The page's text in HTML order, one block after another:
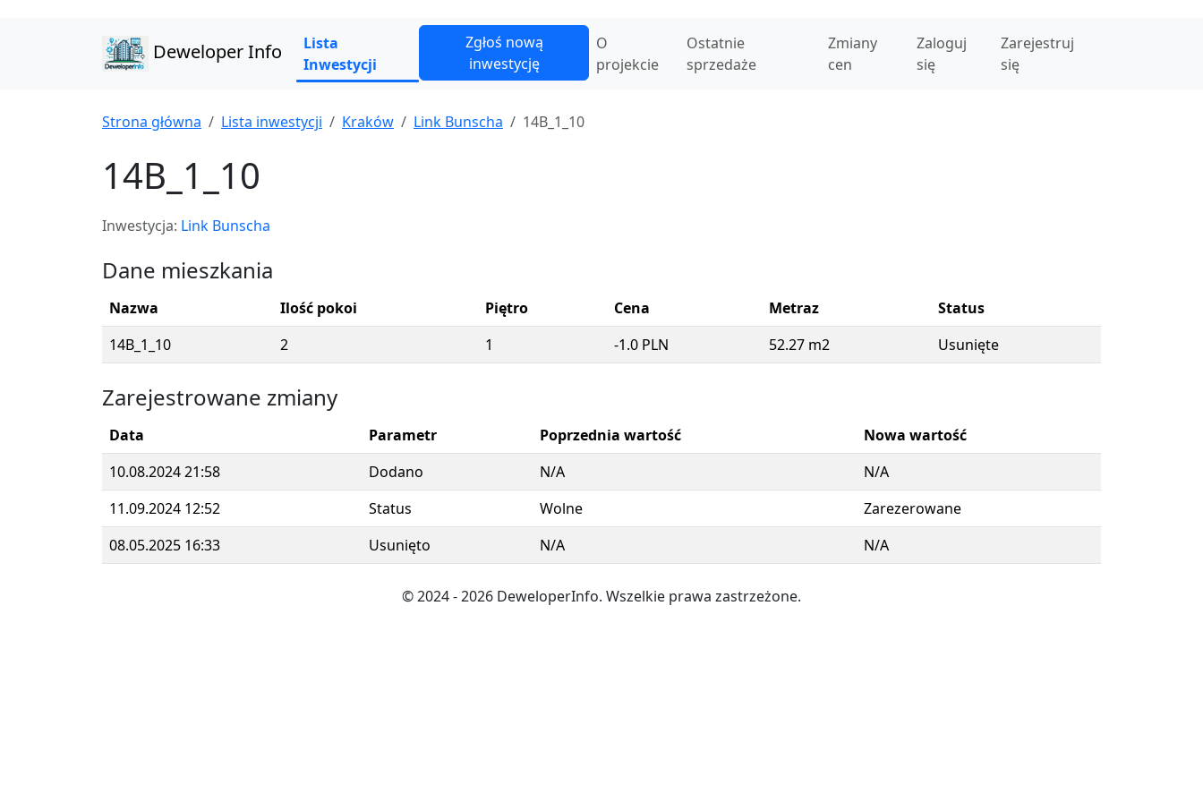
Deweloper Info
Lista
Inwestycji
Zgłoś nową
inwestycję
O
projekcie
Ostatnie
sprzedaże
Zmiany
cen
Zaloguj
się
Zarejestruj
się
Strona główna Lista inwestycji Kraków Link Bunscha 14B_1_10
14B_1_10
Inwestycja: Link Bunscha
Dane mieszkania
Nazwa Ilość pokoi Piętro Cena Metraz
Status
14B_1_10
2 1 -1.0 PLN 52.27 m2 Usunięte
Zarejestrowane zmiany
Data Parametr Poprzednia wartość
Nowa wartość
10.08.2024 21:58
Dodano N/A
N/A
11.09.2024 12:52
Status Wolne
Zarezerowane
08.05.2025 16:33
Usunięto N/A N/A
© 2024- 2026 DeweloperInfo. Wszelkie prawa zastrzeżone.